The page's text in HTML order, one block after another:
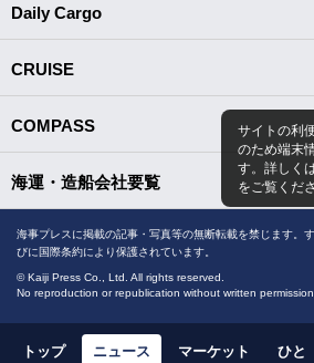
サイトの利
のため端末
す。詳しく
をご覧くだ
Daily Cargo
CRUISE
COMPASS
海運・造船会社要覧
海事プレスに掲載の記事・写真等の無断転載を禁じます。
びに国際条約により保護されています。
© Kaiji Press Co., Ltd. All rights reserved.
No reproduction or republication without written permission.
トップ ニュース マーケット ひと